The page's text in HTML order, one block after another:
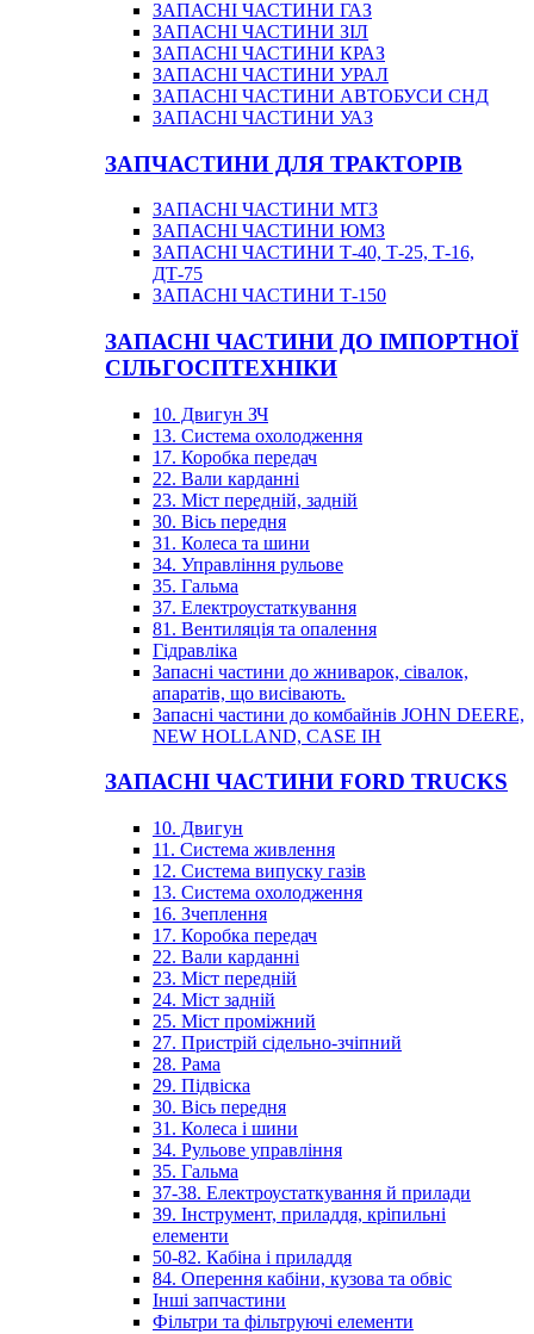
ЗАПАСНІ ЧАСТИНИ ГАЗ
ЗАПАСНІ ЧАСТИНИ ЗІЛ
ЗАПАСНІ ЧАСТИНИ КРАЗ
ЗАПАСНІ ЧАСТИНИ УРАЛ
ЗАПАСНІ ЧАСТИНИ АВТОБУСИ СНД
ЗАПАСНІ ЧАСТИНИ УАЗ
ЗАПЧАСТИНИ ДЛЯ ТРАКТОРІВ
ЗАПАСНІ ЧАСТИНИ МТЗ
ЗАПАСНІ ЧАСТИНИ ЮМЗ
ЗАПАСНІ ЧАСТИНИ Т-40, Т-25, Т-16,
ДТ-75
ЗАПАСНІ ЧАСТИНИ Т-150
ЗАПАСНІ ЧАСТИНИ ДО ІМПОРТНОЇ
СІЛЬГОСПТЕХНІКИ
10. Двигун ЗЧ
13. Система охолодження
17. Коробка передач
22. Вали карданні
23. Міст передній, задній
30. Вісь передня
31. Колеса та шини
34. Управління рульове
35. Гальма
37. Електроустаткування
81. Вентиляція та опалення
Гідравліка
Запасні частини до жниварок, сівалок,
апаратів, що висівають.
Запасні частини до комбайнів JOHN DEERE,
NEW HOLLAND, CASE IH
ЗАПАСНІ ЧАСТИНИ FORD TRUCKS
10. Двигун
11. Система живлення
12. Система випуску газів
13. Система охолодження
16. Зчеплення
17. Коробка передач
22. Вали карданні
23. Міст передній
24. Міст задній
25. Міст проміжний
27. Пристрій сідельно-зчіпний
28. Рама
29. Підвіска
30. Вісь передня
31. Колеса і шини
34. Рульове управління
35. Гальма
37-38. Електроустаткування й прилади
39. Інструмент, приладдя, кріпильні
елементи
50-82. Кабіна і приладдя
84. Оперення кабіни, кузова та обвіс
Інші запчастини
Фільтри та фільтруючі елементи